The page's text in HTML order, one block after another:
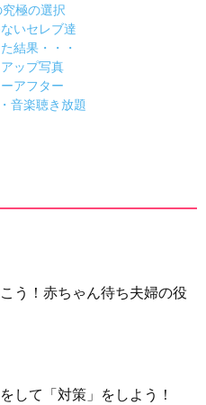
極の選択
いセレブ達
結果・・・
ップ写真
アフター
音楽聴き放題
う！赤ちゃん待ち夫婦の役
して「対策」をしよう！